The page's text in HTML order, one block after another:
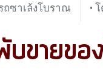
ถซาเล้งโบราณ •
ขายขอ